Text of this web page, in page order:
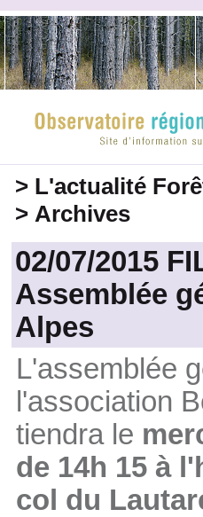
> L'actualité
> Archives
02/07/2015
Assemblée
Alpes
L'assemblée
l'association
tiendra le
de 14h 15 à
col du